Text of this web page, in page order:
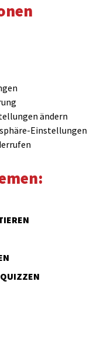
ändern
Einstellungen